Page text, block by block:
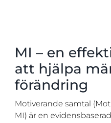
MI – en
att hjälpa
förändring
Motiverande samtal
MI) är en